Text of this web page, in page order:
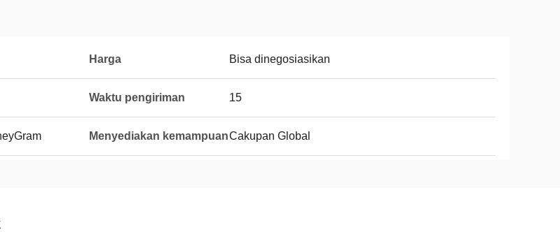
Harga Bisa dinegosiasikan
Waktu pengiriman 15
Menyediakan kemampuanCakupan Global